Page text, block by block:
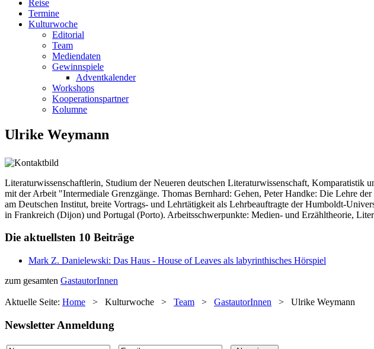
Reise
Termine
Kulturwoche
Editorial
Team
Mediendaten
Gewinnspiele
Adventkalender
Workshops
Kooperationspartner
Kolumne
Ulrike Weymann
Literaturwissenschaftlerin, Studium der Neueren deutschen Literaturwissenschaft,
mit der Arbeit "Intermediale Grenzgänge. Thomas Bernhard: Gehen, Peter Handke: Die Lehre
am Deutschen Institut, breite Vortrags- und Lehrtätigkeit als Lehrbeauftragte der Humboldt-
in Frankreich (Dijon) und Portugal (Porto). Arbeitsschwerpunkte: Medien- und Erzähltheorie,
Die aktuellsten 10 Beiträge
Mark Z. Danielewski: Das Haus - House of Leaves als labyrinthisches Hörspiel
zum gesamten GastautorInnen
Aktuelle Seite: Home > Kulturwoche > Team > GastautorInnen > Ulrike Weymann
Newsletter Anmeldung